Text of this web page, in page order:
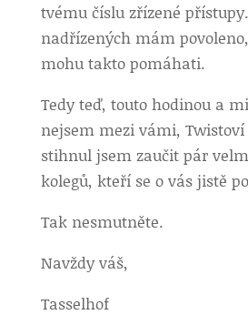
tvému číslu zřízené
nadřízených mám
mohu takto pomáhati.
Tedy teď, touto hodinou a
nejsem mezi vámi, Twistoví
stihnul jsem zaučit pár
kolegů, kteří se o vás jistě
Tak nesmutněte.
Navždy váš,
Tasselhof